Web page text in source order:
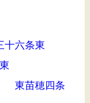
十六条東
東苗穂四条